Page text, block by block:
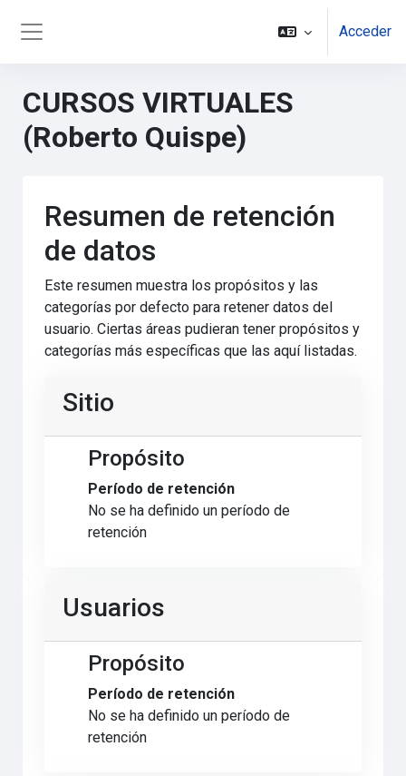
Acceder
CURSOS VIRTUALES
(Roberto Quispe)
Resumen de retención
de datos
Este resumen muestra los propósitos y las
categorías por defecto para retener datos del
usuario. Ciertas áreas pudieran tener propósitos y
categorías más específicas que las aquí listadas.
Sitio
Propósito
Período de retención
No se ha definido un período de
retención
Usuarios
Propósito
Período de retención
No se ha definido un período de
retención